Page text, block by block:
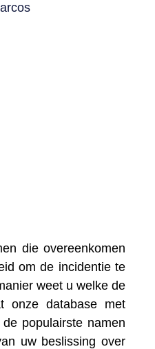
die overeenkomen
om de incidentie te
weet u welke de
onze database met
populairste namen
uw beslissing over